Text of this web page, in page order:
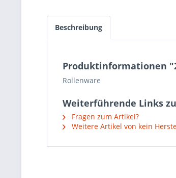
Beschreibung
Produktinformationen
Rollenware
Weiterführende Links
Fragen zum Artikel?
Weitere Artikel von kein